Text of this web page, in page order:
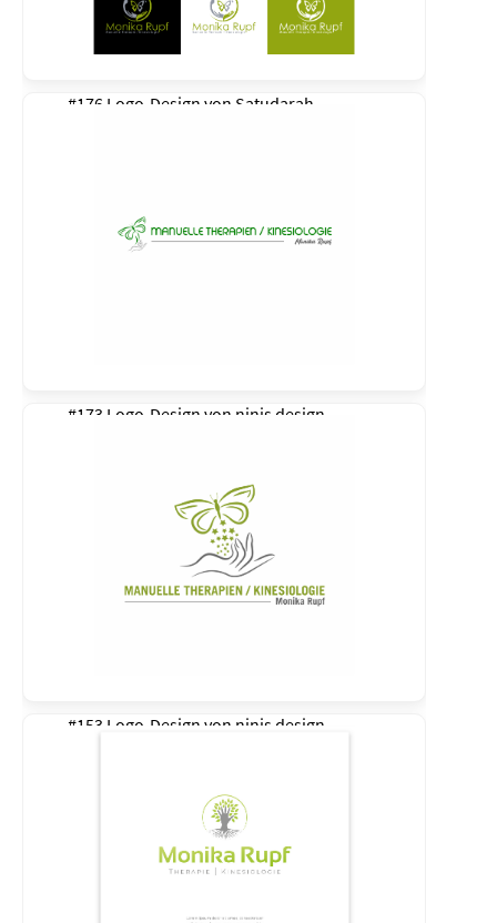
#176 Logo-Design von Satudarah
#173 Logo-Design von ninis design
#153 Logo-Design von ninis design